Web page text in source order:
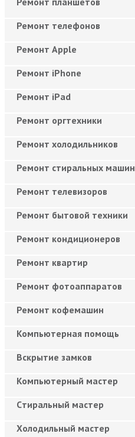
Ремонт телефонов
Ремонт Apple
Ремонт iPhone
Ремонт iPad
Ремонт оргтехники
Ремонт холодильников
Ремонт стиральных машин
Ремонт телевизоров
Ремонт бытовой техники
Ремонт кондиционеров
Ремонт квартир
Ремонт фотоаппаратов
Ремонт кофемашин
Компьютерная помощь
Вскрытие замков
Компьютерный мастер
Cтиральный мастер
Холодильный мастер